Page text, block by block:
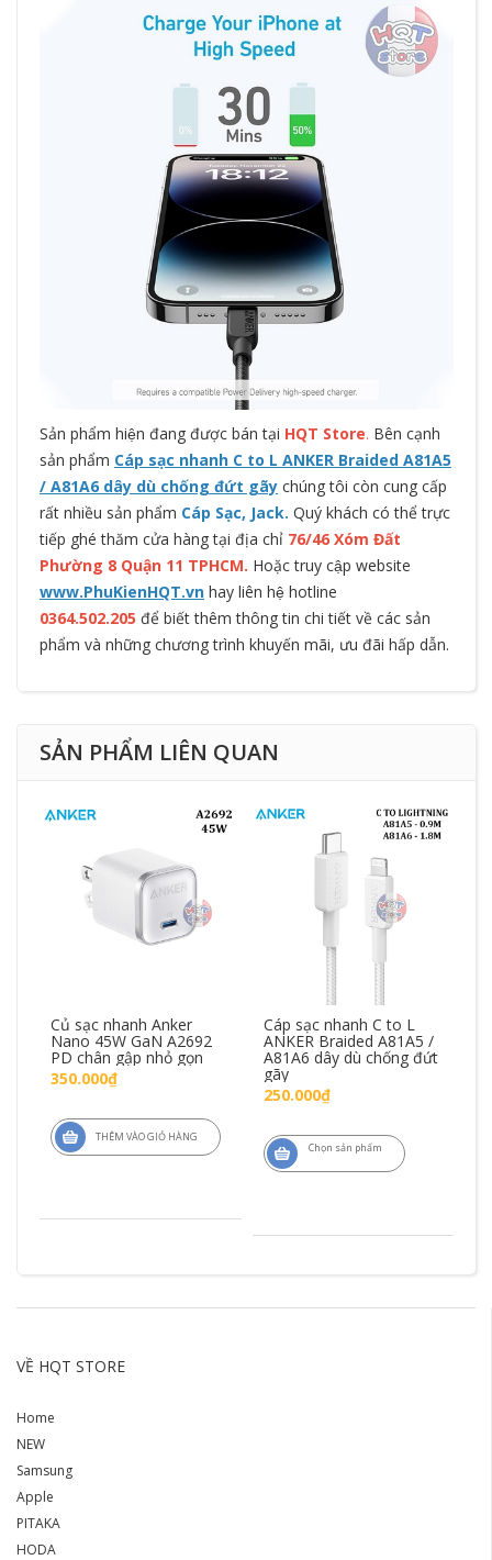
Sản phẩm hiện đang được bán tại HQT Store. Bên cạnh
sản phẩm Cáp sạc nhanh C to L ANKER Braided A81A5
/ A81A6 dây dù chống đứt gãy chúng tôi còn cung cấp
rất nhiều sản phẩm Cáp Sạc, Jack. Quý khách có thể trực
tiếp ghé thăm cửa hàng tại địa chỉ 76/46 Xóm Đất
Phường 8 Quận 11 TPHCM. Hoặc truy cập website
www.PhuKienHQT.vn hay liên hệ hotline
0364.502.205 để biết thêm thông tin chi tiết về các sản
phẩm và những chương trình khuyến mãi, ưu đãi hấp dẫn.
SẢN PHẨM LIÊN QUAN
Củ sạc nhanh Anker
Nano 45W GaN A2692
PD chân gập nhỏ gọn
350.000₫
THÊM VÀO GIỎ HÀNG
Cáp sạc nhanh C to L
ANKER Braided A81A5 /
A81A6 dây dù chống đứt
gãy
250.000₫
Chọn sản phẩm
VỀ HQT STORE
Home
NEW
Samsung
Apple
PITAKA
HODA